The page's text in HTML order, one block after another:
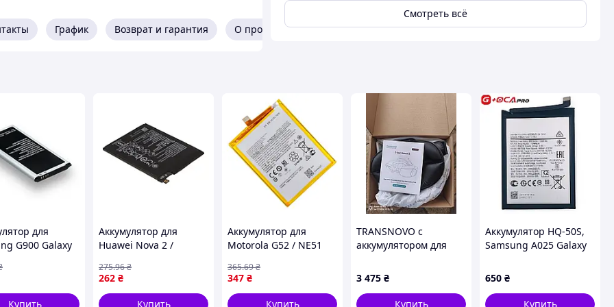
Смотреть всё
График Возврат и гарантия О продавце
для
G900 Galaxy
(17000636)
Купить
Аккумулятор для
Huawei Nova 2 /
(17001156)
262 ₴
275.96₴
Купить
Аккумулятор для
Motorola G52 / NE51
(17015845)
347 ₴
365.69₴
Купить
TRANSNOVO с
аккумулятором для
емкость аккумулятора
10000 мАч
3 475 ₴
Купить
Аккумулятор HQ-50S,
Samsung A025 Galaxy
/M025, 5000mAh,
оригинал G+OCA PRo
650 ₴
Купить